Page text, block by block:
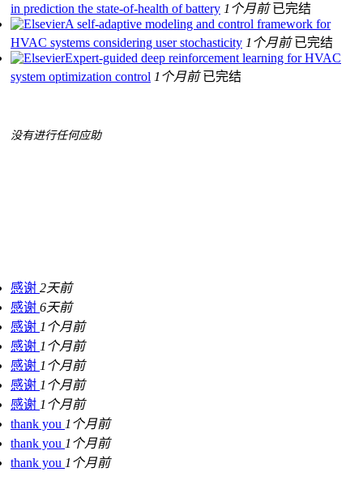
in prediction the state-of-health of battery 1个月前 已完结
A self-adaptive modeling and control framework for
HVAC systems considering user stochasticity 1个月前 已完结
Expert-guided deep reinforcement learning for HVAC
system optimization control 1个月前 已完结
没有进行任何应助
感谢 2天前
感谢 6天前
感谢 1个月前
感谢 1个月前
感谢 1个月前
感谢 1个月前
感谢 1个月前
thank you 1个月前
thank you 1个月前
thank you 1个月前